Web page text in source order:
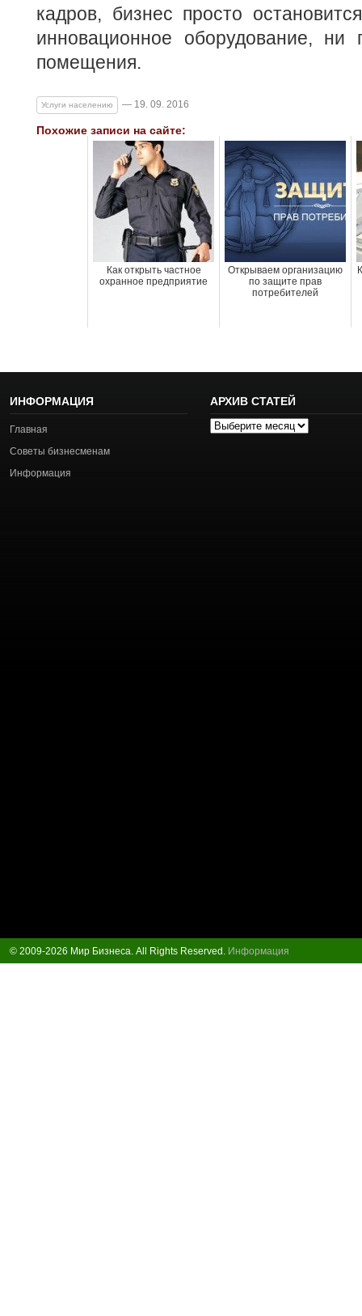
кадров, бизнес просто
инновационное оборудование, ни
помещения.
Услуги населению — 19. 09. 2016
Похожие записи на сайте:
Как открыть частное
охранное предприятие
Открываем организацию
по защите прав
потребителей
ИНФОРМАЦИЯ
Главная
Советы бизнесменам
Информация
АРХИВ СТАТЕЙ
Архив
© 2009-2026 Мир Бизнеса. All Rights Reserved. Информация